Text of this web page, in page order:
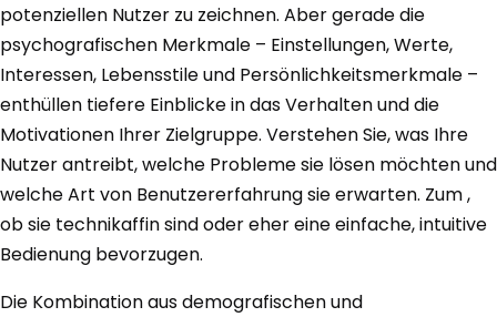
potenziellen Nutzer zu zeichnen. Aber gerade die
psychografischen Merkmale – Einstellungen, Werte,
Interessen, Lebensstile und Persönlichkeitsmerkmale –
enthüllen tiefere Einblicke in das Verhalten und die
Motivationen Ihrer Zielgruppe. Verstehen Sie, was Ihre
Nutzer antreibt, welche Probleme sie lösen möchten und
welche Art von Benutzererfahrung sie erwarten. Zum ,
ob sie technikaffin sind oder eher eine einfache, intuitive
Bedienung bevorzugen.
Die Kombination aus demografischen und